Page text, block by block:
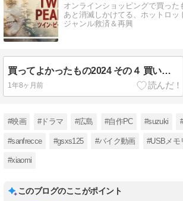
オンラインショッピングで買った
あと消滅しかけてる、ホットロッ
ジャンル救済＆再興
買ってよかったもの2024 その４ 買い続けてる良い物 後編
1年8ヶ月前
#映画 #ドラマ #広島 #自作PC #suzuki
#sanfrecce #gsxs125 #バイク動画 #USBメモ
#xiaomi
このブログのここがポイント